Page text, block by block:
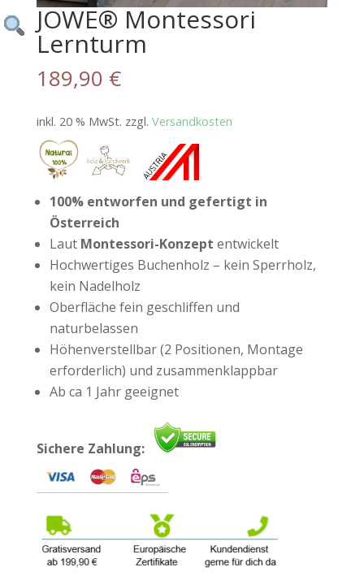
JOWE® Montessori
Lernturm
189,90 €
inkl. 20 % MwSt. zzgl. Versandkosten
100% entworfen und gefertigt in
Österreich
Laut Montessori-Konzept entwickelt
Hochwertiges Buchenholz – kein Sperrholz,
kein Nadelholz
Oberfläche fein geschliffen und
naturbelassen
Höhenverstellbar (2 Positionen, Montage
erforderlich) und zusammenklappbar
Ab ca 1 Jahr geeignet
Sichere Zahlung: